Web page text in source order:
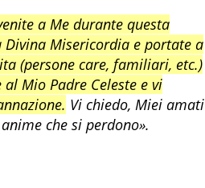
a Me durante questa
Misericordia e portate a
(persone care, familiari, etc.)
Mio Padre Celeste e vi
Vi chiedo, Miei amati
che si perdono».